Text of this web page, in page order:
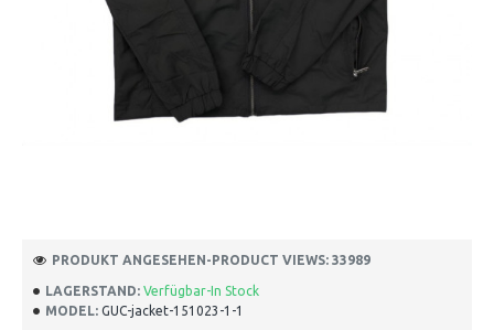
LAGERSTAND: Verfügbar-In Stock
MODEL: GUC-jacket-151023-1-1
PRODUKT ANGESEHEN-PRODUCT VIEWS: 33989